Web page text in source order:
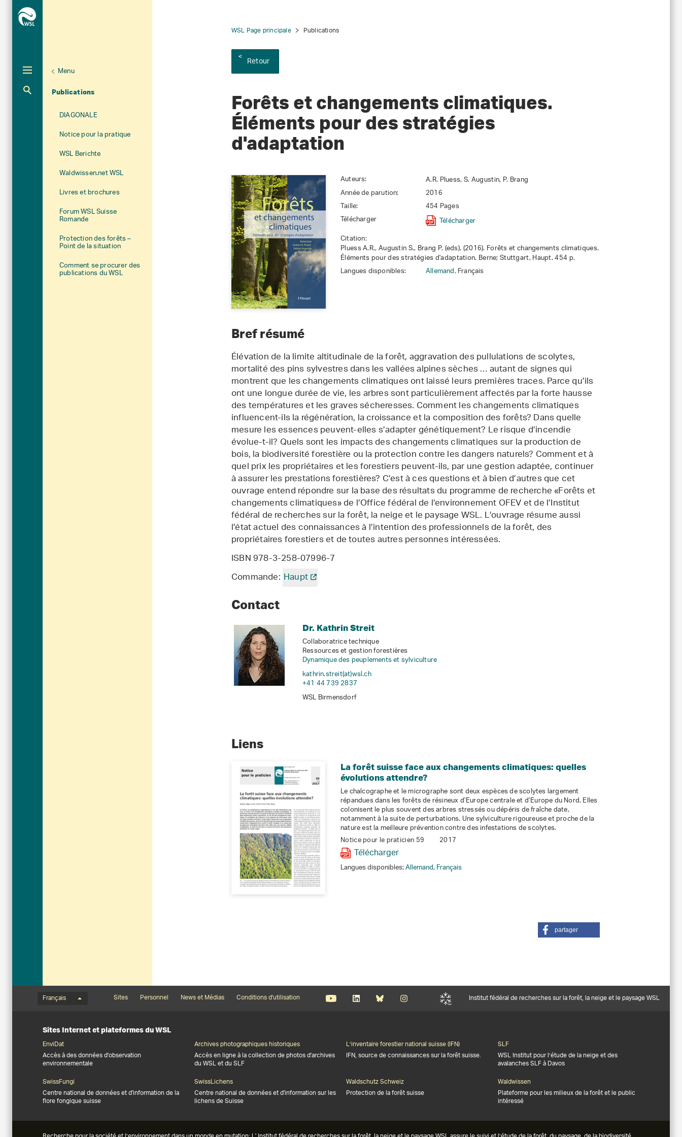
Menu
Publications
Aktuelle Navigation
DIAGONALE
Notice pour la pratique
WSL Berichte
Waldwissen.net WSL
Livres et brochures
Forum WSL Suisse
Romande
Protection des forêts –
Point de la situation
Comment se procurer des
publications du WSL
WSL Page principale Publications
Retour
Forêts et changements climatiques.
Éléments pour des stratégies
d'adaptation
Auteurs:
A.R. Pluess, S. Augustin, P. Brang
Année de parution:
2016
Taille:
454 Pages
Télécharger
Télécharger
Citation:
Pluess A.R., Augustin S., Brang P. (eds). (2016). Forêts et changements climatiques.
Éléments pour des stratégies d'adaptation. Berne; Stuttgart, Haupt. 454 p.
Langues disponibles:
Allemand,Français
Bref résumé
Élévation de la limite altitudinale de la forêt, aggravation des pullulations de scolytes,
mortalité des pins sylvestres dans les vallées alpines sèches … autant de signes qui
montrent que les changements climatiques ont laissé leurs premières traces. Parce qu’ils
ont une longue durée de vie, les arbres sont particulièrement affectés par la forte hausse
des températures et les graves sécheresses. Comment les changements climatiques
influencent-ils la régénération, la croissance et la composition des forêts? Dans quelle
mesure les essences peuvent-elles s’adapter génétiquement? Le risque d’incendie
évolue-t-il? Quels sont les impacts des changements climatiques sur la production de
bois, la biodiversité forestière ou la protection contre les dangers naturels? Comment et à
quel prix les propriétaires et les forestiers peuvent-ils, par une gestion adaptée, continuer
à assurer les prestations forestières? C’est à ces questions et à bien d’autres que cet
ouvrage entend répondre sur la base des résultats du programme de recherche «Forêts et
changements climatiques» de l’Office fédéral de l’environnement OFEV et de l’Institut
fédéral de recherches sur la forêt, la neige et le paysage WSL. L’ouvrage résume aussi
l’état actuel des connaissances à l’intention des professionnels de la forêt, des
propriétaires forestiers et de toutes autres personnes intéressées.
ISBN 978-3-258-07996-7
Commande: Haupt
Contact
Dr. Kathrin Streit
Collaboratrice technique
Ressources et gestion forestières
Dynamique des peuplements et sylviculture
kathrin.streit(at)wsl.ch
+41 44 739 2837
WSL Birmensdorf
Liens
La forêt suisse face aux changements climatiques: quelles
évolutions attendre?
Le chalcographe et le micrographe sont deux espèces de scolytes largement
répandues dans les forêts de résineux d’Europe centrale et d’Europe du Nord. Elles
colonisent le plus souvent des arbres stressés ou dépéris de fraîche date,
notamment à la suite de perturbations. Une sylviculture rigoureuse et proche de la
nature est la meilleure prévention contre des infestations de scolytes.
Notice pour le praticien 59
2017
Télécharger
Langues disponibles:Allemand,Français
partager
Menu de langue
Français
Footernavigation
Sites Personnel News et Médias Conditions d'utilisation Institut fédéral de recherches sur la forêt, la neige et le paysage WSL
Sites Internet et plateformes du WSL
EnviDat
Accès à des données d'observation
environnementale
Archives photographiques historiques
Accès en ligne à la collection de photos d'archives
du WSL et du SLF
L’inventaire forestier national suisse (IFN)
IFN, source de connaissances sur la forêt suisse.
SLF
WSL Institut pour l’étude de la neige et des
avalanches SLF à Davos
SwissFungi
Centre national de données et d'information de la
flore fongique suisse
SwissLichens
Centre national de données et d'information sur les
lichens de Suisse
Waldschutz Schweiz
Protection de la forêt suisse
Waldwissen
Plateforme pour les milieux de la forêt et le public
intéressé